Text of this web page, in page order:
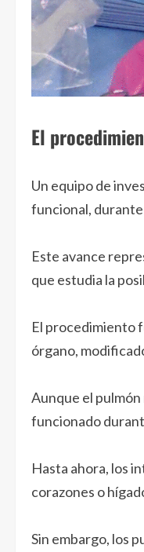
El
Un equipo de
funcional, durante
Este avance
que estudia la
El procedimiento
órgano,
Aunque el
funcionado
Hasta ahora, los
corazones o
Sin embargo, los